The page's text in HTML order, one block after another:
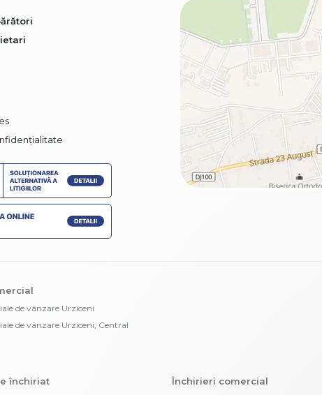
de vânzare Urziceni
de vânzare Urziceni, Central
închiriat Închirieri comercial